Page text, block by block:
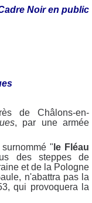
Noir en public
de Châlons-en-
, par une armée
" le Fléau
des steppes de
et de la Pologne
n'abattra pas la
qui provoquera la